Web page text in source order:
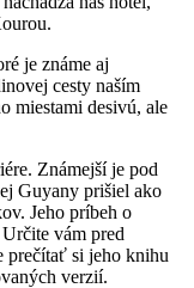
je známe aj
cesty naším
miestami desivú, ale
Známejší je pod
Guyany prišiel ako
Jeho príbeh o
vám pred
prečítať si jeho knihu
verzií.